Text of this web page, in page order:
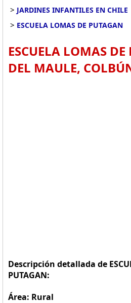
> JARDINES INFANTILES EN CHILE
> ESCUELA LOMAS DE PUTAGAN
ESCUELA LOMAS
DEL MAULE,
Descripción detallada de
PUTAGAN:
Área: Rural